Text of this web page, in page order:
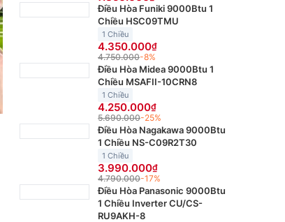
Điều Hòa Funiki 9000Btu 1
Chiều HSC09TMU
1 Chiều
4.350.000
4.750.000-8%
Điều Hòa Midea 9000Btu 1
Chiều MSAFII-10CRN8
1 Chiều
4.250.000
5.690.000-25%
Điều Hòa Nagakawa 9000Btu
1 Chiều NS-C09R2T30
1 Chiều
3.990.000
4.790.000-17%
Điều Hòa Panasonic 9000Btu
1 Chiều Inverter CU/CS-
RU9AKH-8